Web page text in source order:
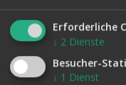
Erforderliche
↓ 2 Dienste
Besucher-
↓ 1 Dienst